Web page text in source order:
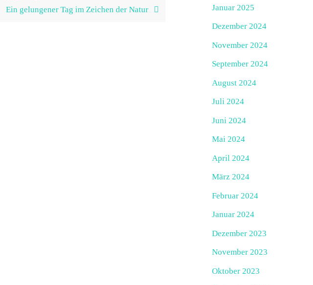
Ein gelungener Tag im Zeichen der Natur
Januar 2025
Dezember 2024
November 2024
September 2024
August 2024
Juli 2024
Juni 2024
Mai 2024
April 2024
März 2024
Februar 2024
Januar 2024
Dezember 2023
November 2023
Oktober 2023